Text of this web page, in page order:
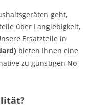
geht,
über Langlebigkeit,
Ersatzteile in
bieten Ihnen eine
zu günstigen No-